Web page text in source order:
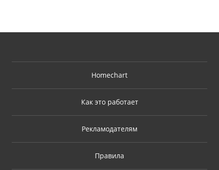
Homechart
Как это работает
Рекламодателям
Правила